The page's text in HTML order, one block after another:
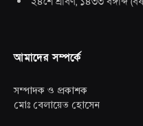
আমাদের সম্পর্কে
সম্পাদক ও প্রকাশক
মোঃ বেলায়েত হোসেন